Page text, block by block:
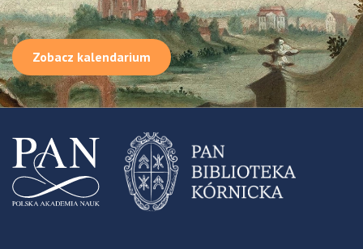
Zobacz kalendarium